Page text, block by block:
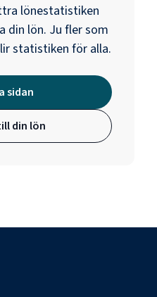
lönestatistiken
din lön. Ju fler som
statistiken för alla.
sidan
din lön